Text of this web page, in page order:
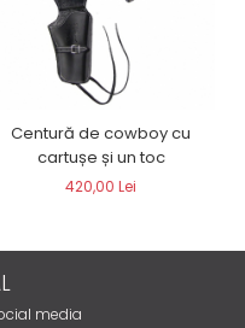
Centură de cowboy cu
cartușe și un toc
420,00 Lei
media